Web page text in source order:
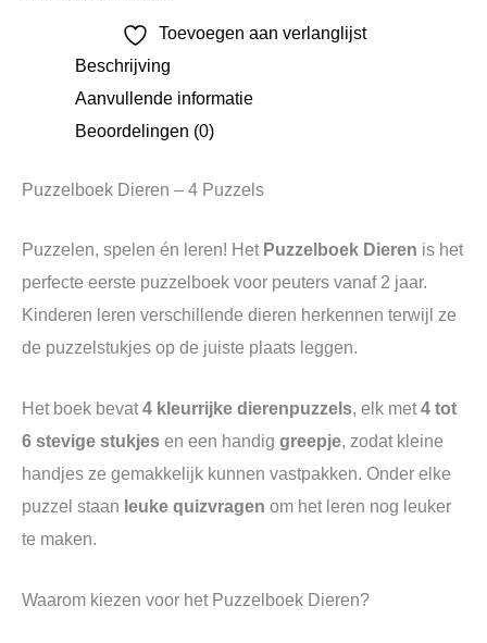
Toevoegen aan verlanglijst
Beschrijving
Aanvullende informatie
Beoordelingen (0)
Puzzelboek Dieren – 4 Puzzels
Puzzelen, spelen én leren! Het Puzzelboek Dieren is het
perfecte eerste puzzelboek voor peuters vanaf 2 jaar.
Kinderen leren verschillende dieren herkennen terwijl ze
de puzzelstukjes op de juiste plaats leggen.
Het boek bevat4 kleurrijke dierenpuzzels, elk met4 tot
6 stevige stukjes en een handig greepje, zodat kleine
handjes ze gemakkelijk kunnen vastpakken. Onder elke
puzzel staan leuke quizvragen om het leren nog leuker
te maken.
Waarom kiezen voor het Puzzelboek Dieren?